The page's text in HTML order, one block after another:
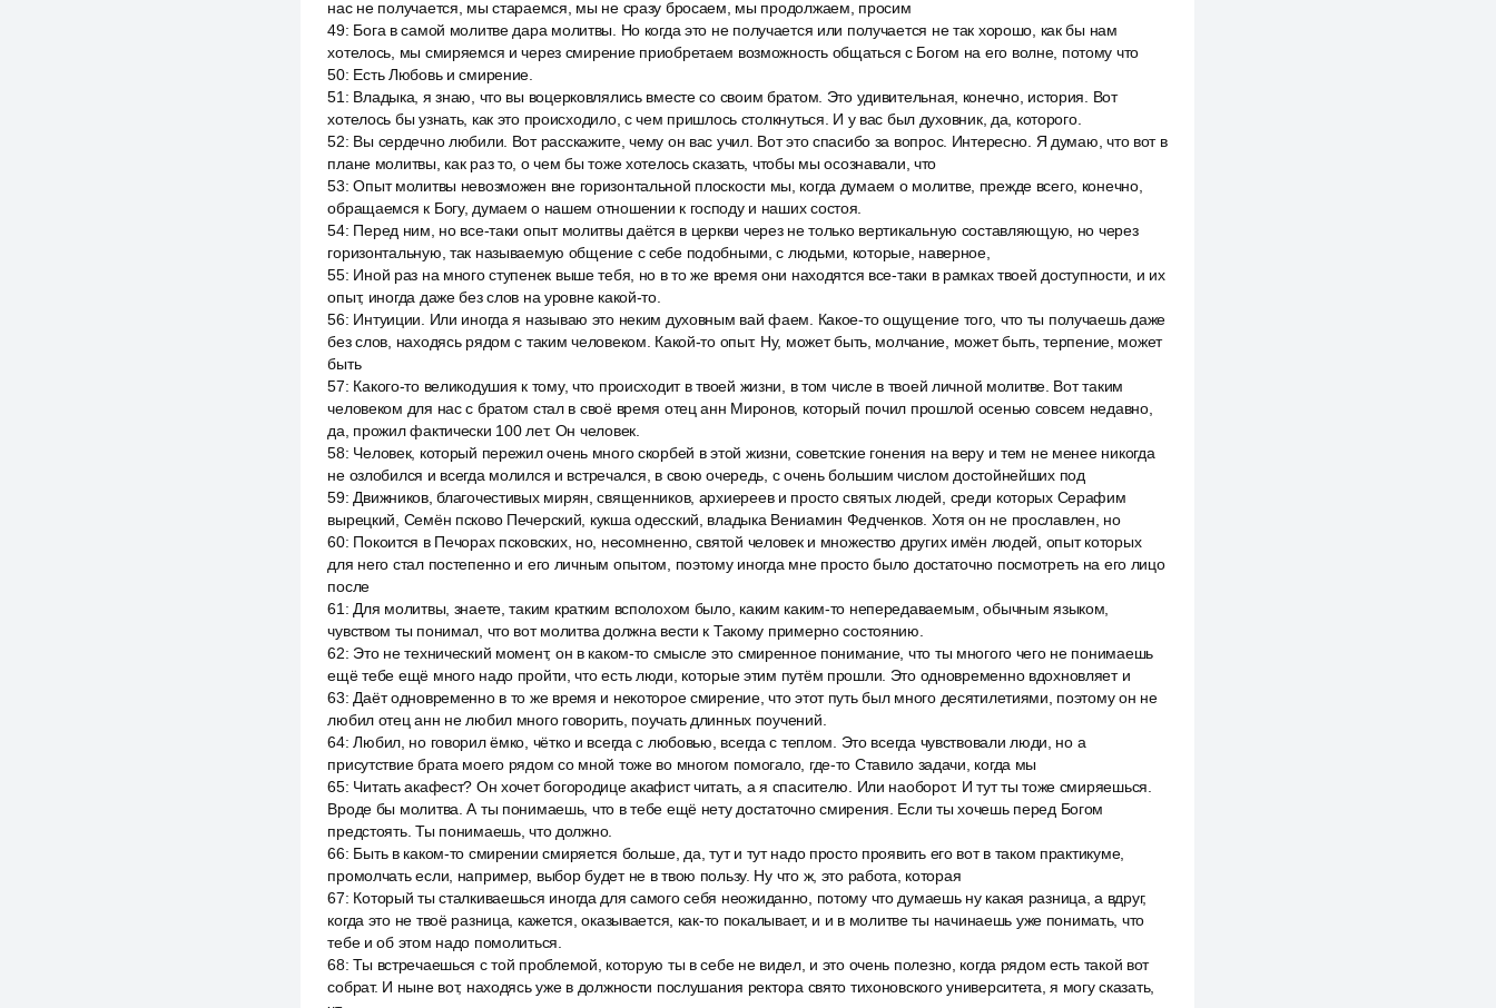
нас не получается, мы стараемся, мы не сразу бросаем, мы продолжаем, просим
49: Бога в самой молитве дара молитвы. Но когда это не получается или получается не так хорошо, как бы нам
хотелось, мы смиряемся и через смирение приобретаем возможность общаться с Богом на его волне, потому что
50: Есть Любовь и смирение.
51 : Владыка, я знаю, что вы воцерковлялись вместе со своим братом. Это удивительная, конечно, история. Вот
хотелось бы узнать, как это происходило, с чем пришлось столкнуться. И у вас был духовник, да, которого.
52: Вы сердечно любили. Вот расскажите, чему он вас учил. Вот это спасибо за вопрос. Интересно. Я думаю, что вот в
плане молитвы, как раз то, о чем бы тоже хотелось сказать, чтобы мы осознавали, что
53:Опыт молитвы невозможен вне горизонтальной плоскости мы, когда думаем о молитве, прежде всего, конечно,
обращаемся к Богу, думаем о нашем отношении к господу и наших состоя.
54: Перед ним, но все-таки опыт молитвы даётся в церкви через не только вертикальную составляющую, но через
горизонтальную, так называемую общение с себе подобными, с людьми, которые, наверное,
55: Иной раз на много ступенек выше тебя, но в то же время они находятся все-таки в рамках твоей доступности, и их
опыт, иногда даже без слов на уровне какой-то.
56: Интуиции. Или иногда я называю это неким духовным вай фаем. Какое-то ощущение того, что ты получаешь даже
без слов, находясь рядом с таким человеком. Какой-то опыт. Ну, может быть, молчание, может быть, терпение, может
быть
57: Какого-то великодушия к тому, что происходит в твоей жизни, в том числе в твоей личной молитве. Вот таким
человеком для нас с братом стал в своё время отец анн Миронов, который почил прошлой осенью совсем недавно,
да, прожил фактически 100 лет. Он человек.
58: Человек, который пережил очень много скорбей в этой жизни, советские гонения на веру и тем не менее никогда
не озлобился и всегда молился и встречался, в свою очередь, с очень большим числом достойнейших под
59: Движников, благочестивых мирян, священников, архиереев и просто святых людей, среди которых Серафим
вырецкий, Семён псково Печерский, кукша одесский, владыка Вениамин Федченков. Хотя он не прославлен, но
60: Покоится в Печорах псковских, но, несомненно, святой человек и множество других имён людей, опыт которых
для него стал постепенно и его личным опытом, поэтому иногда мне просто было достаточно посмотреть на его лицо
после
61 : Для молитвы, знаете, таким кратким всполохом было, каким каким-то непередаваемым, обычным языком,
чувством ты понимал, что вот молитва должна вести к Такому примерно состоянию.
62: Это не технический момент, он в каком-то смысле это смиренное понимание, что ты многого чего не понимаешь
ещё тебе ещё много надо пройти, что есть люди, которые этим путём прошли. Это одновременно вдохновляет и
63: Даёт одновременно в то же время и некоторое смирение, что этот путь был много десятилетиями, поэтому он не
любил отец анн не любил много говорить, поучать длинных поучений.
64:Любил, но говорил ёмко, чётко и всегда с любовью, всегда с теплом. Это всегда чувствовали люди, но а
присутствие брата моего рядом со мной тоже во многом помогало, где-то Ставило задачи, когда мы
65: Читать акафест? Он хочет богородице акафист читать, а я спасителю. Или наоборот. И тут ты тоже смиряешься.
Вроде бы молитва. А ты понимаешь, что в тебе ещё нету достаточно смирения. Если ты хочешь перед Богом
предстоять. Ты понимаешь, что должно.
66: Быть в каком-то смирении смиряется больше, да, тут и тут надо просто проявить его вот в таком практикуме,
промолчать если, например, выбор будет не в твою пользу. Ну что ж, это работа, которая
67: Который ты сталкиваешься иногда для самого себя неожиданно, потому что думаешь ну какая разница, а вдруг,
когда это не твоё разница, кажется, оказывается, как-то покалывает, и и в молитве ты начинаешь уже понимать, что
тебе и об этом надо помолиться.
68:Ты встречаешься с той проблемой, которую ты в себе не видел, и это очень полезно, когда рядом есть такой вот
собрат. И ныне вот, находясь уже в должности послушания ректора свято тихоновского университета, я могу сказать,